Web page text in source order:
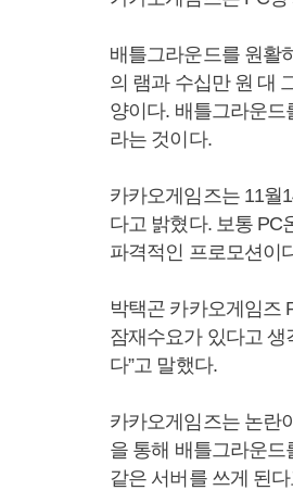
배틀그라운드를 원활
의 램과 수십만 원 대
양이다. 배틀그라운드
라는 것이다.
카카오게임즈는 11월
다고 밝혔다. 보통 PC
파격적인 프로모션이
박택곤 카카오게임즈
잠재수요가 있다고 생
다”고 말했다.
카카오게임즈는 논란
을 통해 배틀그라운
같은 서버를 쓰게 된